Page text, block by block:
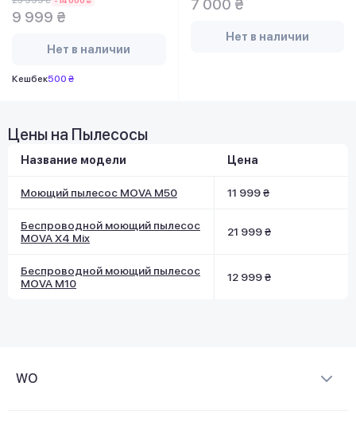
9 999 ₴
Нет в наличии
Кешбек500 ₴
7 000 ₴
Нет в наличии
Цены на Пылесосы
Название модели Цена
Моющий пылесос MOVA M50 11 999 ₴
Беспроводной моющий пылесос
MOVA X4 Mix
21 999 ₴
Беспроводной моющий пылесос
MOVA M10
12 999 ₴
WO